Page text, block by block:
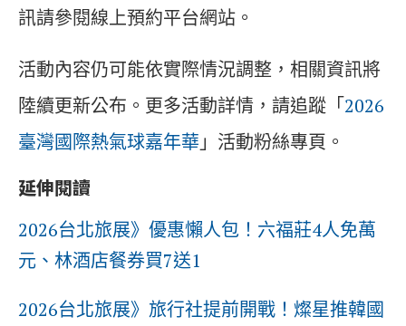
訊請參閱線上預約平台網站。
活動內容仍可能依實際情況調整，相關資訊將
陸續更新公布。更多活動詳情，請追蹤「2026
臺灣國際熱氣球嘉年華 」活動粉絲專頁。
延伸閱讀
2026台北旅展》優惠懶人包！六福莊4人免萬
元、林酒店餐券買7送1
2026台北旅展》旅行社提前開戰！燦星推韓國